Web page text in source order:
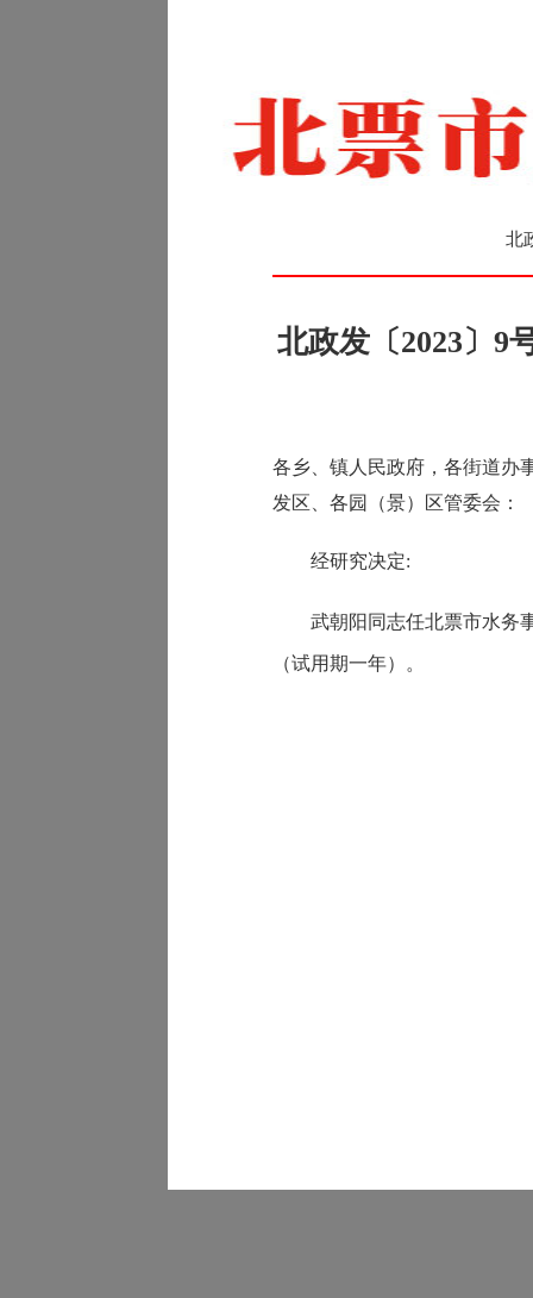
北
北政发〔2023〕9
各乡、镇人民政府，各街道办
发区、各园（景）区管委会：
经研究决定:
武朝阳同志任北票市水务
（试用期一年）。